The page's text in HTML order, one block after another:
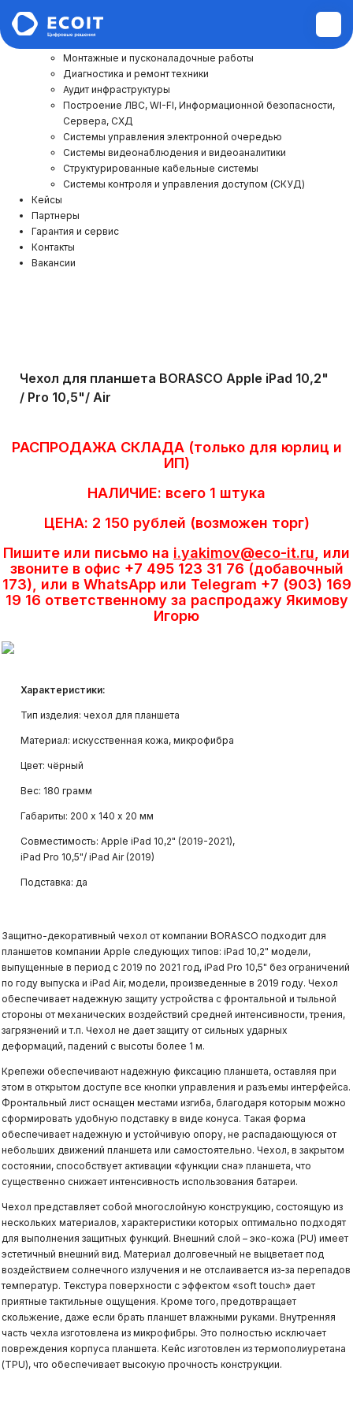
Монтажные и пусконаладочные работы
Диагностика и ремонт техники
Аудит инфраструктуры
Построение ЛВС, WI-FI, Информационной безопасности,
Сервера, СХД
Системы управления электронной очередью
Системы видеонаблюдения и видеоаналитики
Структурированные кабельные системы
Системы контроля и управления доступом (СКУД)
Кейсы
Партнеры
Гарантия и сервис
Контакты
Вакансии
Чехол для планшета BORASCO Apple iPad 10,2"
/ Pro 10,5"/ Air
РАСПРОДАЖА СКЛАДА (только для юрлиц и
ИП)
НАЛИЧИЕ: всего 1 штука
ЦЕНА: 2 150 рублей (возможен торг)
Пишите или письмо на i.yakimov@eco-it.ru , или
звоните в офис +7 495 123 31 76 (добавочный
173), или в WhatsApp или Telegram +7 (903) 169
19 16 ответственному за распродажу Якимову
Игорю
Характеристики:
Тип изделия: чехол для планшета
Материал: искусственная кожа, микрофибра
Цвет: чёрный
Вес: 180 грамм
Габариты: 200 х 140 х 20 мм
Совместимость: Apple iPad 10,2" (2019-2021),
iPad Pro 10,5"/ iPad Air (2019)
Подставка: да
Защитно-декоративный чехол от компании BORASCO подходит для
планшетов компании Apple следующих типов: iPad 10,2" модели,
выпущенные в период с 2019 по 2021 год, iPad Pro 10,5" без ограничений
по году выпуска и iPad Air, модели, произведенные в 2019 году. Чехол
обеспечивает надежную защиту устройства с фронтальной и тыльной
стороны от механических воздействий средней интенсивности, трения,
загрязнений и т.п. Чехол не дает защиту от сильных ударных
деформаций, падений с высоты более 1 м.
Крепежи обеспечивают надежную фиксацию планшета, оставляя при
этом в открытом доступе все кнопки управления и разъемы интерфейса.
Фронтальный лист оснащен местами изгиба, благодаря которым можно
сформировать удобную подставку в виде конуса. Такая форма
обеспечивает надежную и устойчивую опору, не распадающуюся от
небольших движений планшета или самостоятельно. Чехол, в закрытом
состоянии, способствует активации «функции сна» планшета, что
существенно снижает интенсивность использования батареи.
Чехол представляет собой многослойную конструкцию, состоящую из
нескольких материалов, характеристики которых оптимально подходят
для выполнения защитных функций. Внешний слой – эко-кожа (PU) имеет
эстетичный внешний вид. Материал долговечный не выцветает под
воздействием солнечного излучения и не отслаивается из-за перепадов
температур. Текстура поверхности с эффектом «soft touch» дает
приятные тактильные ощущения. Кроме того, предотвращает
скольжение, даже если брать планшет влажными руками. Внутренняя
часть чехла изготовлена из микрофибры. Это полностью исключает
повреждения корпуса планшета. Кейс изготовлен из термополиуретана
(TPU), что обеспечивает высокую прочность конструкции.